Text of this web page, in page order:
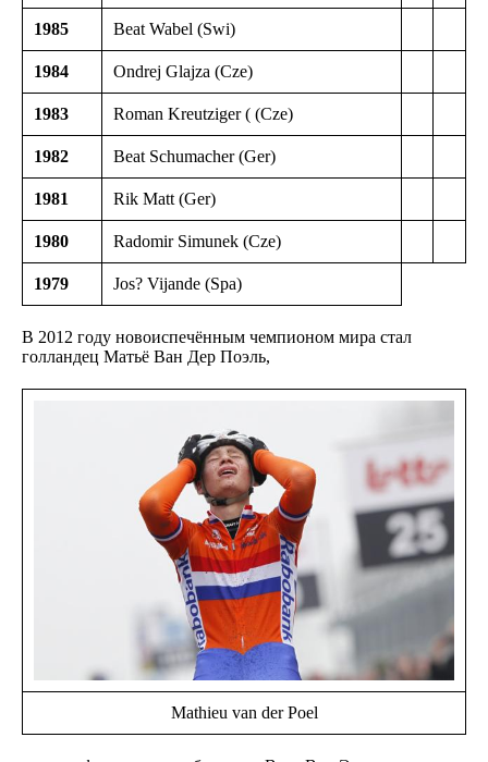
1985 Beat Wabel (Swi)
1984 Ondrej Glajza (Cze)
1983 Roman Kreutziger ( (Cze)
1982 Beat Schumacher (Ger)
1981 Rik Matt (Ger)
1980 Radomir Simunek (Cze)
1979 Jos? Vijande (Spa)
В 2012 году новоиспечённым чемпионом мира стал
голландец Матьё Ван Дер Поэль,
Mathieu van der Poel